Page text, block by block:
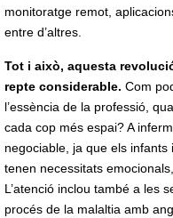
monitoratge remot,
entre d’altres.
Tot i això, aquesta
repte considerable. Com
l’essència de la professió,
cada cop més espai? A
negociable, ja que els
tenen necessitats
L’atenció inclou també a les
procés de la malaltia amb